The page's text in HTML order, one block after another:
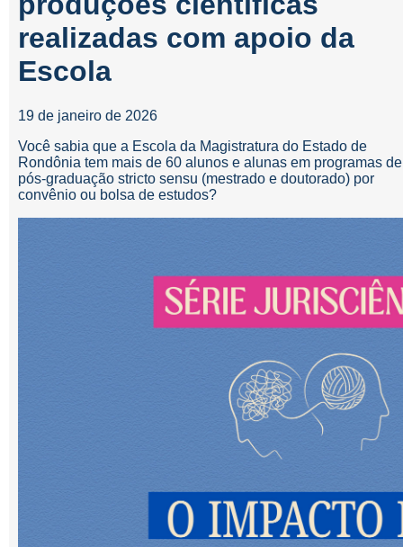
realizadas com apoio da
Escola
19 de janeiro de 2026
Você sabia que a Escola da Magistratura do Estado de
Rondônia tem mais de 60 alunos e alunas em programas de
pós-graduação stricto sensu (mestrado e doutorado) por
convênio ou bolsa de estudos?